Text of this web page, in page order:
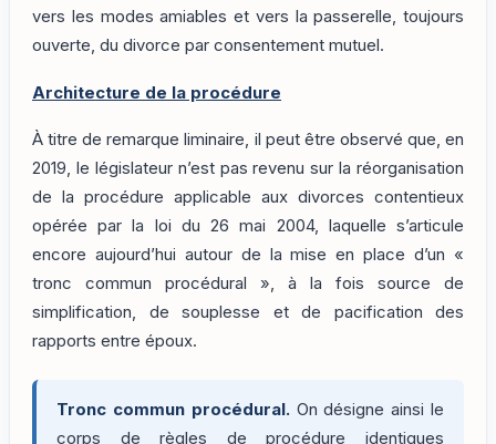
vers les modes amiables et vers la passerelle, toujours
ouverte, du divorce par consentement mutuel.
Architecture de la procédure
À titre de remarque liminaire, il peut être observé que, en
2019, le législateur n’est pas revenu sur la réorganisation
de la procédure applicable aux divorces contentieux
opérée par la loi du 26 mai 2004, laquelle s’articule
encore aujourd’hui autour de la mise en place d’un «
tronc commun procédural », à la fois source de
simplification, de souplesse et de pacification des
rapports entre époux.
Tronc commun procédural. On désigne ainsi le
corps de règles de procédure identiques